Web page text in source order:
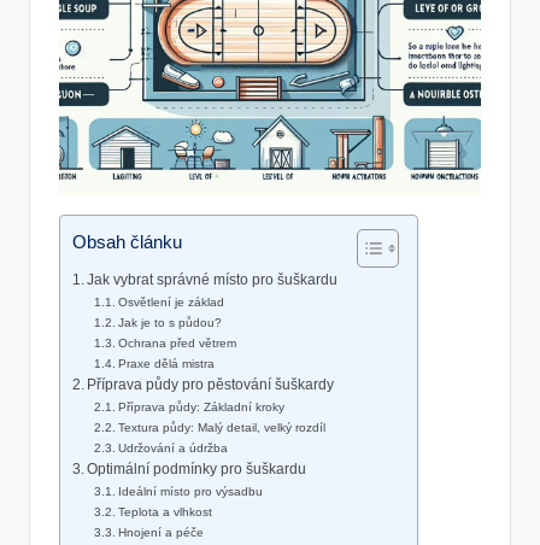
Obsah článku
Jak vybrat správné místo pro šuškardu
Osvětlení je základ
Jak je to s půdou?
Ochrana před větrem
Praxe dělá mistra
Příprava půdy pro pěstování šuškardy
Příprava půdy: Základní kroky
Textura půdy: Malý detail, velký rozdíl
Udržování a údržba
Optimální podmínky pro šuškardu
Ideální místo pro výsadbu
Teplota a vlhkost
Hnojení a péče